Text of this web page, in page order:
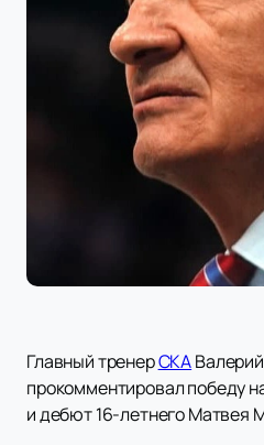
Главный тренерСКА
прокомментировал победу
и дебют 16-летнего Матвея